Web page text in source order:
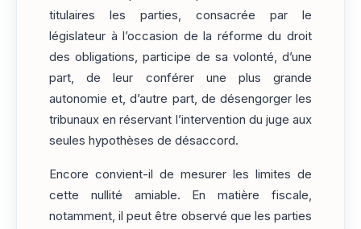
titulaires les parties, consacrée par le
législateur à l’occasion de la réforme du droit
des obligations, participe de sa volonté, d’une
part, de leur conférer une plus grande
autonomie et, d’autre part, de désengorger les
tribunaux en réservant l’intervention du juge aux
seules hypothèses de désaccord.
Encore convient-il de mesurer les limites de
cette nullité amiable. En matière fiscale,
notamment, il peut être observé que les parties